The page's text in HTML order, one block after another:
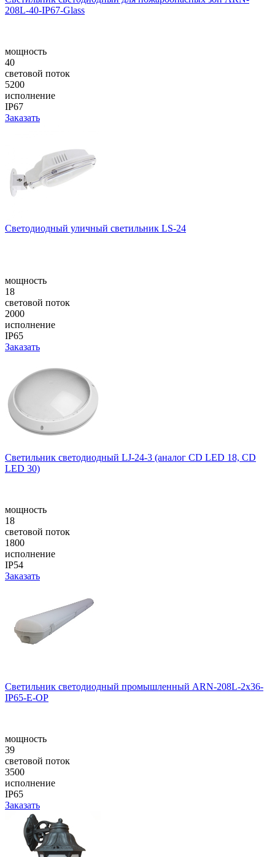
208L-40-IP67-Glass
мощность
40
световой поток
5200
исполнение
IP67
Заказать
Светодиодный уличный светильник LS-24
мощность
18
световой поток
2000
исполнение
IP65
Заказать
Cветильник cветодиодный LJ-24-3 (аналог CD LED 18, CD
LED 30)
мощность
18
световой поток
1800
исполнение
IP54
Заказать
Cветильник cветодиодный промышленный ARN-208L-2x36-
IP65-E-OP
мощность
39
световой поток
3500
исполнение
IP65
Заказать